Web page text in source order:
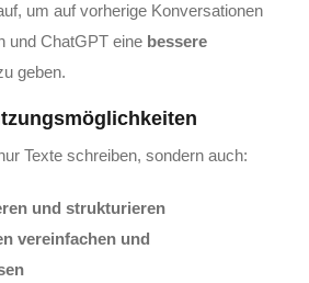
um auf vorherige Konversationen
und ChatGPT eine bessere
geben.
Texte schreiben, sondern auch:
und strukturieren
vereinfachen und